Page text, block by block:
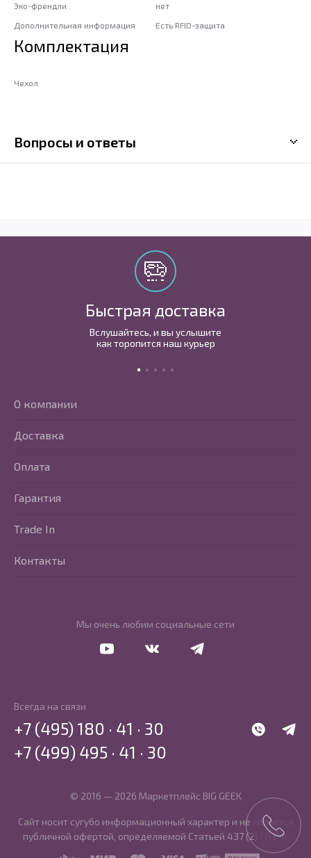
Эко-френдли
нет
Дополнительная информация
Есть RFID-защита
Комплектация
Чехол
Вопросы и ответы
Быстрая доставка
Вслушайтесь, и вы услышите
как торопится наш курьер
Мы очень любим социальные сети
О компании
Доставка
Оплата
Гарантия
Trade In
Контакты
Всегда на связи
WhatsApp
+7 (495) 180 · 41 · 30
+7 (499) 495 · 41 · 30
© 2016 — 2026 Маркетплейс BIG GEEK
Сайт носит сугубо информационный характер и не является
публичной офертой, определяемой Статьей 437 (2) ГК РФ.
SBP
MIR MasterCard
Visa PCI DSS PayKeeper